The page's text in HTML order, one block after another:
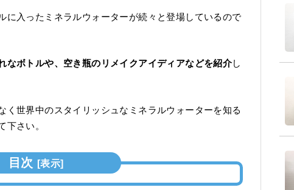
に入ったミネラルウォーターが続々と登場しているので
なボトルや、空き瓶のリメイクアイディアなどを紹介し
く世界中のスタイリッシュなミネラルウォーターを知る
下さい。
目次 [表示]